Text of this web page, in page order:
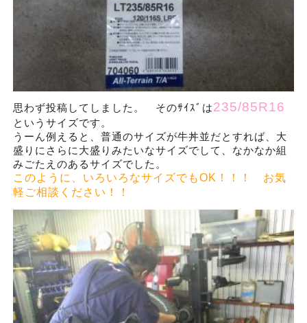
思わず投稿してしました。 そのｻｲｽﾞは235/85R16
というサイズです。
うーん例えると、普通のサイズが牛丼並だとすれば、大
盛りにさらに大盛りみたいなサイズでして、なかなか組
みごたえのあるサイズでした。
このように、いろいろなサイズでもOK！！！ お気
軽ご相談ください！！